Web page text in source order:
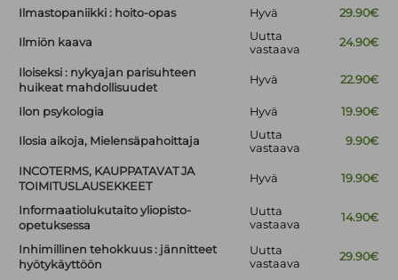
Ilmastopaniikki : hoito-opas
Hyvä 29.90€
Ilmiön kaava
Uutta
vastaava
24.90€
Iloiseksi : nykyajan parisuhteen
huikeat mahdollisuudet
Hyvä 22.90€
Ilon psykologia Hyvä 19.90€
Ilosia aikoja, Mielensäpahoittaja
Uutta
vastaava
9.90€
INCOTERMS, KAUPPATAVAT JA
TOIMITUSLAUSEKKEET
Hyvä 19.90€
Informaatiolukutaito yliopisto-
opetuksessa
Uutta
vastaava
14.90€
Inhimillinen tehokkuus : jännitteet
hyötykäyttöön
Uutta
vastaava
29.90€